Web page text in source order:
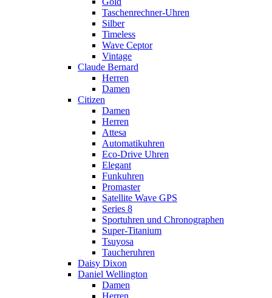
Taschenrechner-Uhren
Silber
Timeless
Wave Ceptor
Vintage
Claude Bernard
Herren
Damen
Citizen
Damen
Herren
Attesa
Automatikuhren
Eco-Drive Uhren
Elegant
Funkuhren
Promaster
Satellite Wave GPS
Series 8
Sportuhren und Chronographen
Super-Titanium
Tsuyosa
Taucheruhren
Daisy Dixon
Daniel Wellington
Damen
Herren